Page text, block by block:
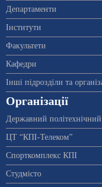
Департаменти
Інститути
Факультети
Кафедри
Інші підрозділи та
Організації
Державний
ЦТ “КПІ-Телеком”
Спорткомплекс КПІ
Студмісто